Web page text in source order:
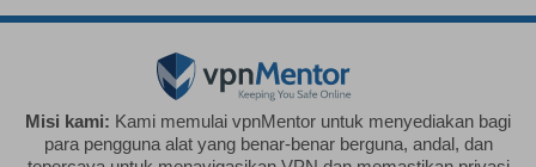
Misi kami: Kami memulai vpnMentor untuk menyediakan bagi
para pengguna alat yang benar-benar berguna, andal, dan